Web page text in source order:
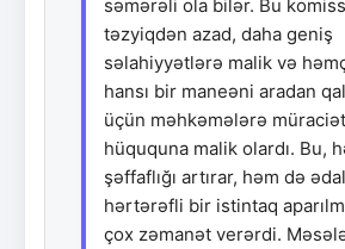
səmərəli ola bilər. Bu
təzyiqdən azad, daha geniş
səlahiyyətlərə malik və
hansı bir maneəni aradan
üçün məhkəmələrə
hüququna malik olardı. Bu,
şəffaflığı artırar, həm də
hərtərəfli bir istintaq
çox zəmanət verərdi.